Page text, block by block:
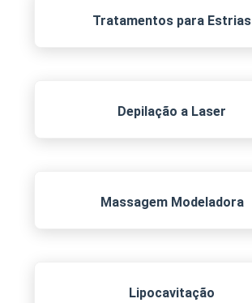
Tratamentos para Estrias
Depilação a Laser
Massagem Modeladora
Lipocavitação